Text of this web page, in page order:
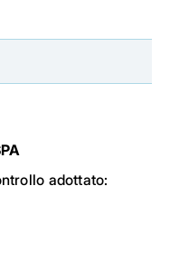
adottato: